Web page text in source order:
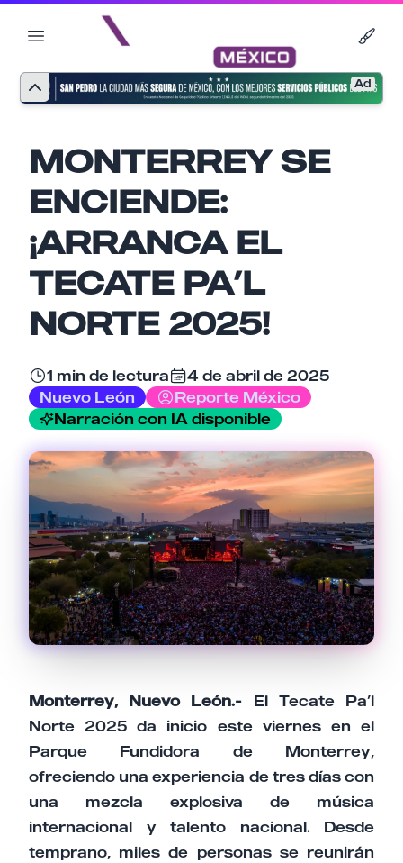
Ad
MONTERREY SE
ENCIENDE:
¡ARRANCA EL
TECATE PA’L
NORTE 2025!
1 min de lectura
4 de abril de 2025
Nuevo León
Reporte México
Narración con IA disponible
Monterrey, Nuevo León.- El Tecate Pa’l
Norte 2025 da inicio este viernes en el
Parque Fundidora de Monterrey,
ofreciendo una experiencia de tres días con
una mezcla explosiva de música
internacional y talento nacional. Desde
temprano, miles de personas se reunirán
Email
Tu comentario
Cancelar Enviar comentario